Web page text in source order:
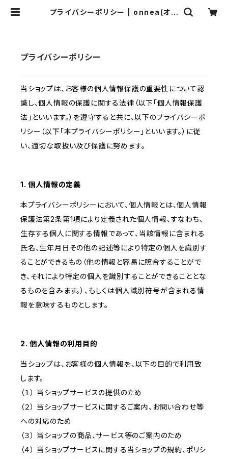
プライバシーポリシー | onnea(オン
プライバシーポリシー
当ショップは、お客様の個人情報保護の重要性について認
識し、個人情報の保護に関する法律（以下「個人情報保護
法」といいます。）を遵守すると共に、以下のプライバシーポ
リシー（以下「本プライバシーポリシー」といいます。）に従
い、適切な取扱い及び保護に努めます。
1. 個人情報の定義
本プライバシーポリシーにおいて、個人情報とは、個人情報
保護法第2条第1項により定義された個人情報、すなわち、
生存する個人に関する情報であって、当該情報に含まれる
氏名、生年月日その他の記述等により特定の個人を識別す
ることができるもの（他の情報と容易に照合することがで
き、それにより特定の個人を識別することができることとな
るものを含みます。）、もしくは個人識別符号が含まれる情
報を意味するものとします。
2. 個人情報の利用目的
当ショップは、お客様の個人情報を、以下の目的で利用致
します。
（１） 当ショップサービスの提供のため
（２） 当ショップサービスに関するご案内、お問い合わせ等
への対応のため
（３） 当ショップの商品、サービス等のご案内のため
（４） 当ショップサービスに関する当ショップの規約、ポリシ